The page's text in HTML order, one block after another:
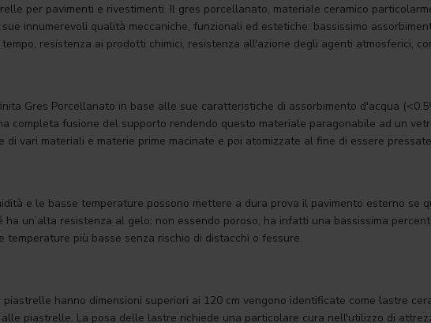
per pavimenti e rivestimenti. Il gres porcellanato, materiale ceramico
innumerevoli qualità meccaniche, funzionali ed estetiche: bassissimo
resistenza ai prodotti chimici, resistenza all'azione degli agenti atmosferici,
Gres Porcellanato in base alle sue caratteristiche di assorbimento d'acqua
completa fusione del supporto rendendo questo materiale paragonabile ad un
di vari materiali e materie prime macinate e poi atomizzate al fine di essere
e le basse temperature possono mettere a dura prova il pavimento esterno se
un’alta resistenza al gelo: non essendo poroso, ha infatti una bassissima
temperature più basse senza rischio di distacchi o fessure.
hanno dimensioni superiori ai 120 cm vengono identificate come lastre
piastrelle. La posa delle lastre richiede una particolare cura nell'utilizzo di